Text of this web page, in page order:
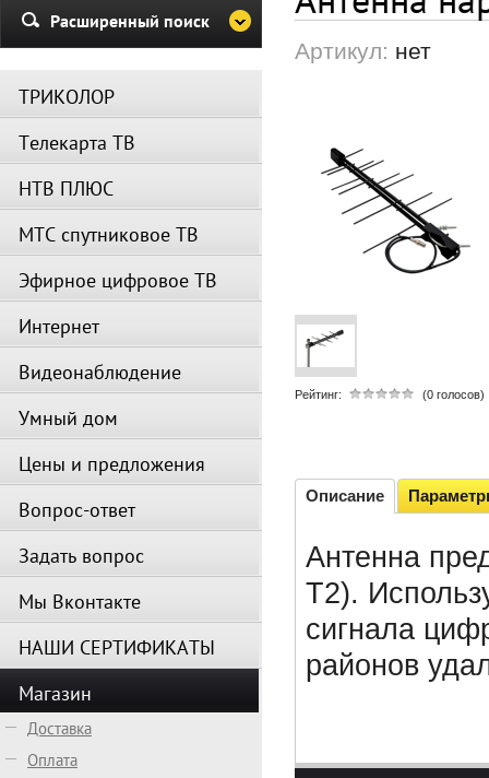
Убедительная просьба в
каналов и не перезагружать
профилактических работ.
Артикул: нет
Рейтинг: (0 голосов)
Описание
Антенна
T2).
сигнала
районов
Расширенный поиск
ТРИКОЛОР
Телекарта ТВ
НТВ ПЛЮС
МТС спутниковое ТВ
Эфирное цифровое ТВ
Интернет
Видеонаблюдение
Умный дом
Цены и предложения
Вопрос-ответ
Задать вопрос
Мы Вконтакте
НАШИ СЕРТИФИКАТЫ
Магазин
Доставка
Оплата